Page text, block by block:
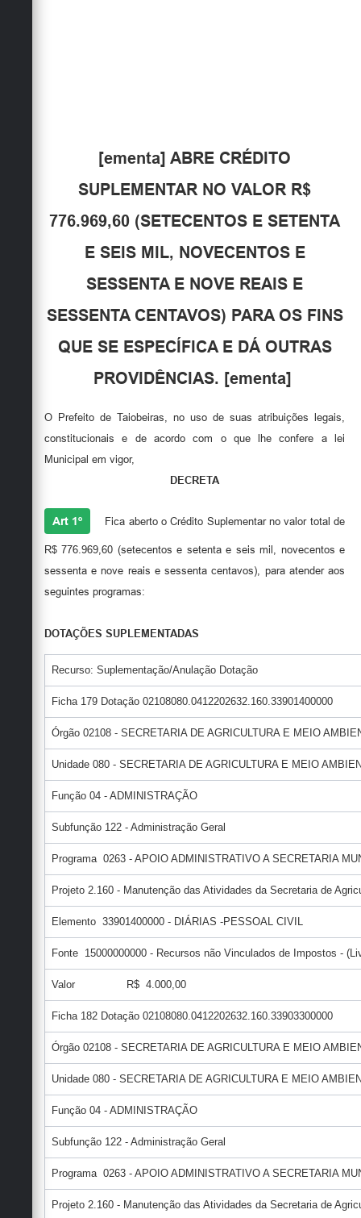
Galeria de Vídeos
Serviços Online
Enquete
Telefones Úteis
Contato
Sala M. do Empreendedor
Secretarias
[ementa] ABRE CRÉDITO
SUPLEMENTAR NO VALOR R$
776.969,60 (SETECENTOS E SETENTA
E SEIS MIL, NOVECENTOS E
SESSENTA E NOVE REAIS E
SESSENTA CENTAVOS) PARA OS FINS
QUE SE ESPECÍFICA E DÁ OUTRAS
PROVIDÊNCIAS. [ementa]
O Prefeito de Taiobeiras, no uso de suas atribuições legais,
constitucionais e de acordo com o que lhe confere a lei
Municipal em vigor,
DECRETA
Art 1º Fica aberto o Crédito Suplementar no valor total de
R$ 776.969,60 (setecentos e setenta e seis mil, novecentos e
sessenta e nove reais e sessenta centavos), para atender aos
seguintes programas:
DOTAÇÕES SUPLEMENTADAS
Recurso: Suplementação/Anulação Dotação
Ficha 179 Dotação 02108080.0412202632.160.33901400000
Órgão 02108 - SECRETARIA DE AGRICULTURA E MEIO
Unidade 080 - SECRETARIA DE AGRICULTURA E MEIO
Função 04 - ADMINISTRAÇÃO
Subfunção 122 - Administração Geral
Programa 0263 - APOIO ADMINISTRATIVO A SECRETARIA
Projeto 2.160 - Manutenção das Atividades da Secretaria de
Elemento 33901400000 - DIÁRIAS -PESSOAL CIVIL
Fonte 15000000000 - Recursos não Vinculados de Impostos -
Valor R$ 4.000,00
Ficha 182 Dotação 02108080.0412202632.160.33903300000
Órgão 02108 - SECRETARIA DE AGRICULTURA E MEIO
Unidade 080 - SECRETARIA DE AGRICULTURA E MEIO
Função 04 - ADMINISTRAÇÃO
Subfunção 122 - Administração Geral
Programa 0263 - APOIO ADMINISTRATIVO A SECRETARIA
Projeto 2.160 - Manutenção das Atividades da Secretaria de